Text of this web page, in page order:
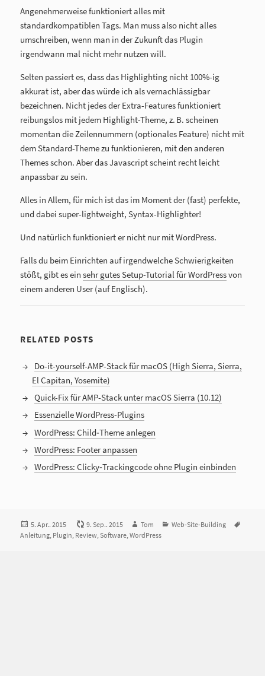
Angenehmerweise funktioniert alles mit
standardkompatiblen Tags. Man muss also nicht alles
umschreiben, wenn man in der Zukunft das Plugin
irgendwann mal nicht mehr nutzen will.
Selten passiert es, dass das Highlighting nicht 100%-ig
akkurat ist, aber das würde ich als vernachlässigbar
bezeichnen. Nicht jedes der Extra-Features funktioniert
reibungslos mit jedem Highlight-Theme, z. B. scheinen
momentan die Zeilennummern (optionales Feature) nicht mit
dem Standard-Theme zu funktionieren, mit den anderen
Themes schon. Aber das Javascript scheint recht leicht
anpassbar zu sein.
Alles in Allem, für mich ist das im Moment der (fast) perfekte,
und dabei super-lightweight, Syntax-Highlighter!
Und natürlich funktioniert er nicht nur mit WordPress.
Falls du beim Einrichten auf irgendwelche Schwierigkeiten
stößt, gibt es einsehr gutes Setup-Tutorial für WordPressvon
einem anderen User (auf Englisch).
RELATED POSTS
Do-it-yourself-AMP-Stack für macOS (High Sierra, Sierra,
El Capitan, Yosemite)
Quick-Fix für AMP-Stack unter macOS Sierra (10.12)
Essenzielle WordPress-Plugins
WordPress: Child‑Theme anlegen
WordPress: Footer anpassen
WordPress: Clicky‑Trackingcode ohne Plugin einbinden
Veröffentlicht
am
5. Apr.. 2015 9. Sep.. 2015 Autor
Tom Kategorien
Web-Site-Building
Anleitung Plugin Review ,Software ,WordPress